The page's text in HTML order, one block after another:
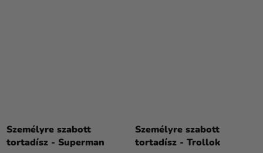
Személyre szabott
tortadísz - Superman
Személyre szabott
tortadísz - Trollok